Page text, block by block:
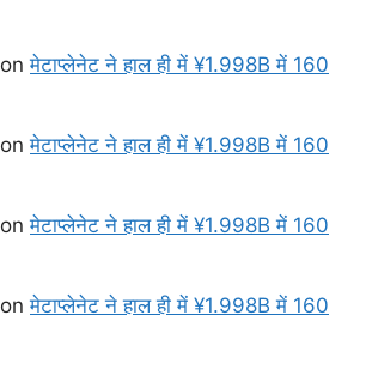
onमेटाप्लेनेट ने हाल ही में ¥1.998B में 160
onमेटाप्लेनेट ने हाल ही में ¥1.998B में 160
onमेटाप्लेनेट ने हाल ही में ¥1.998B में 160
onमेटाप्लेनेट ने हाल ही में ¥1.998B में 160